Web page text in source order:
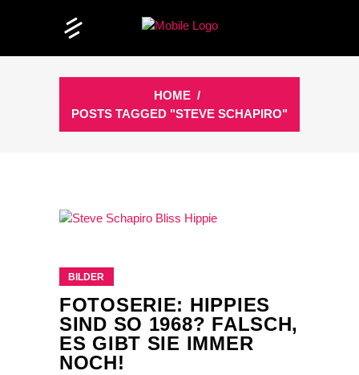
HOME /
POSTS TAGGED "STEVE SCHAPIRO"
BILDER
FOTOSERIE: HIPPIES
SIND SO 1968? FALSCH,
ES GIBT SIE IMMER
NOCH!